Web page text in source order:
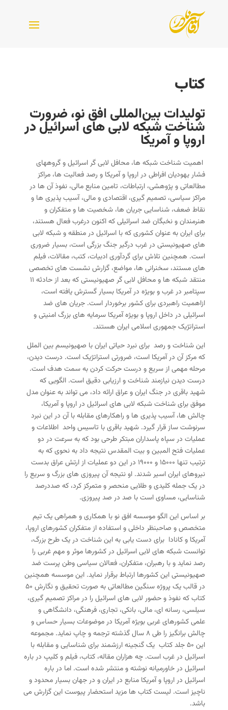
کتاب
تولیدات بین‌المللی افق نو، ضرورت
شناخت شبکه لابی های اسرائیل در
اروپا و آمریکا
اهمیت شناخت شبکه ها، محافل لابی گر اسرائیل و گروههای
فشار یهودیان افراطی در اروپا و آمریکا و رصد فعالیت ها، مراکز
مطالعاتی و پژوهشی، ارتباطات، تامین منابع مالی، نفوذ آن ها در
مراکز سیاسی، تصمیم گیری، اقتصادی و مالی، آسیب پذیری ها و
نقاط ضعف، شناسایی جریان ها، شخصیت ها و متفکران و
هنرمندان و نخبگان ضد اسرائیلی که اکنون درغرب فعال هستند،
برای ایران به عنوان کشوری که با اسرائیل در منطقه و شبکه لابی
های صهیونیستی در غرب درگیر جنگ بزرگی است، بسیار ضروری
است. همچنین تلاش برای گردآوری ادبیات، کتب، مقالات، فیلم
های مستند، سخنرانی ها، مواضع، گزارش نشست های تخصصی
منتقد شبکه ها و محافل لابی گر صهیونیستی که بعد از حادثه ۱۱
سپتامبر در غرب و بویژه در آمریکا بسیار گسترش یافته است،
ازاهمیت راهبردی برای کشور برخوردار است. جریان های ضد
اسرائیلی در داخل اروپا و بویژه آمریکا سرمایه های بزرگ امنیتی و
استراتژیک جمهوری اسلامی ایران هستند.
این شناخت و رصد برای نبرد حیاتی ایران با صهیونیسم بین الملل
که مرکز آن در آمریکا است، ضرورتی استراتژیک است. درست دیدن،
مرحله مهمی از سریع و درست حرکت کردن به سمت هدف است.
درست دیدن نیازمند شناخت و ارزیابی دقیق است. الگویی که
شهید باقری در جنگ ایران و عراق ارائه داد، می تواند به عنوان مدل
موفق برای شناخت شبکه لابی های اسرائیل در اروپا و آمریکا،
چالش ها، آسیب پذیری ها و راهکارهای مقابله با آن در این نبرد
سرنوشت ساز قرار گیرد. شهید باقری با تاسیس واحد اطلاعات و
عملیات در سپاه پاسداران مبتکر طرحی بود که به سرعت در دو
عملیات فتح المبین و بیت المقدس نتیجه داد به نحوی که به
ترتیب تنها ۱۵۰۰۰ و ۱۹۰۰۰ در این دو عملیات از ارتش عراق بدست
نیروهای ایران اسیر شدند. او نتیجه آن پیروزی های بزرگ و سریع را
در یک جمله کلیدی و طلایی منحصر و متمرکز کرد، که صددرصد
شناسایی، مساوی است با صد در صد پیروزی.
بر اساس این الگو موسسه افق نو با همکاری و همراهی یک تیم
متخصص و صاحبنظر داخلی و استفاده از متفکران کشورهای اروپا،
آمریکا و کانادا برای دست یابی به این شناخت در یک طرح بزرگ،
توانست شبکه های لابی اسرائیل در کشورها موثر و مهم غربی را
رصد نماید و با رهبران، متفکران، فعالان سیاسی وطن پرست ضد
صهیونیستی این کشورها ارتباط برقرار نماید. این موسسه همچنین
در قالب یک پروژه سنگین مطالعاتی به صورت تحقیق و نگارش ۵۰
کتاب که نفوذ و حضور لابی های اسرائیل را در مراکز تصمیم گیری،
سیلسی، رسانه ای، مالی، بانکی، تجاری، فرهنگی، دانشگاهی و
علمی کشورهای غربی بویژه آمریکا در موضوعات بسیار حساس و
چالش برانگیز را طی ۸ سال گذشته ترجمه و چاپ نماید. مجموعه
این ۵۰ جلد کتاب یک گنجینه ارزشمند برای شناسایی و مقابله با
اسرائیل در غرب است. چه هزاران مقاله، کتاب، فیلم و کلیپ در باره
اسرائیل در خاورمیانه نوشته و منتشر شده است. اما در باره
اسرائیل در اروپا و آمریکا منابع در ایران و در جهان بسیار محدود و
ناچیز است. لیست کتاب ها مزید استحضار پیوست این گزارش می
باشد.